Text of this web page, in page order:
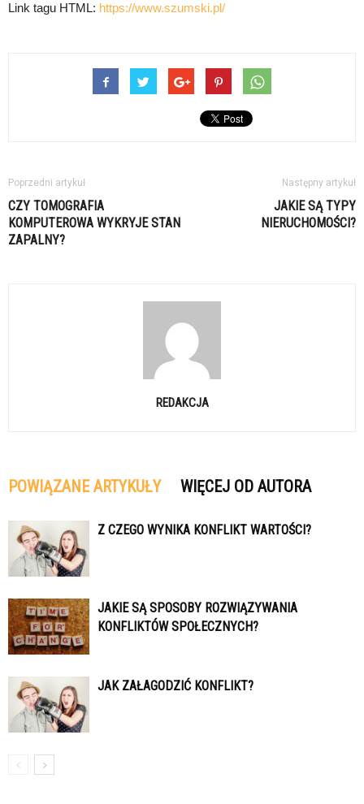
Link tagu HTML: https://www.szumski.pl/
Poprzedni artykuł
CZY TOMOGRAFIA
KOMPUTEROWA WYKRYJE STAN
ZAPALNY?
Następny artykuł
JAKIE SĄ TYPY
NIERUCHOMOŚCI?
REDAKCJA
POWIĄZANE ARTYKUŁY WIĘCEJ OD AUTORA
Z CZEGO WYNIKA KONFLIKT WARTOŚCI?
JAKIE SĄ SPOSOBY ROZWIĄZYWANIA
KONFLIKTÓW SPOŁECZNYCH?
JAK ZAŁAGODZIĆ KONFLIKT?